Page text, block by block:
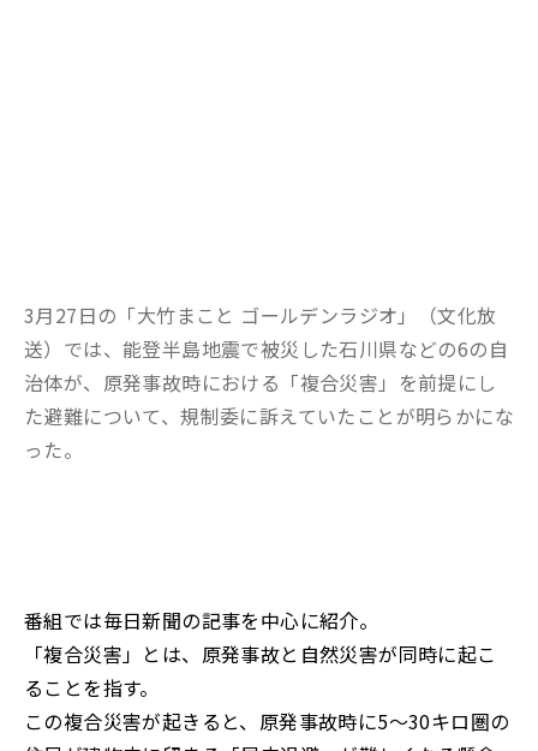
3月27日の「大竹まこと ゴールデンラジオ」（文化放
送）では、能登半島地震で被災した石川県などの6の自
治体が、原発事故時における「複合災害」を前提にし
た避難について、規制委に訴えていたことが明らかにな
った。
番組では毎日新聞の記事を中心に紹介。
「複合災害」とは、原発事故と自然災害が同時に起こ
ることを指す。
この複合災害が起きると、原発事故時に5～30キロ圏の